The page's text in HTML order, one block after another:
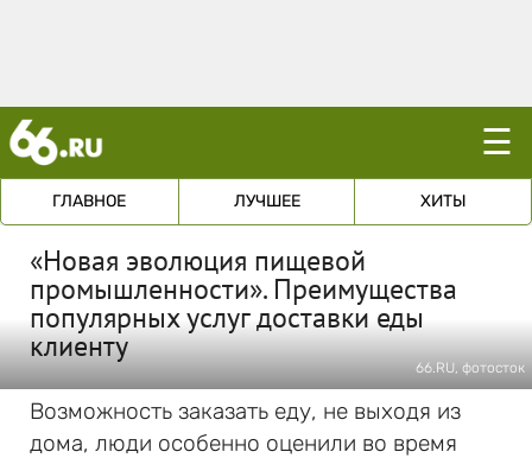
☰
ГЛАВНОЕ ЛУЧШЕЕ ХИТЫ
«Новая эволюция пищевой
промышленности». Преимущества
популярных услуг доставки еды
клиенту
66.RU, фотосток
Возможность заказать еду, не выходя из
дома, люди особенно оценили во время